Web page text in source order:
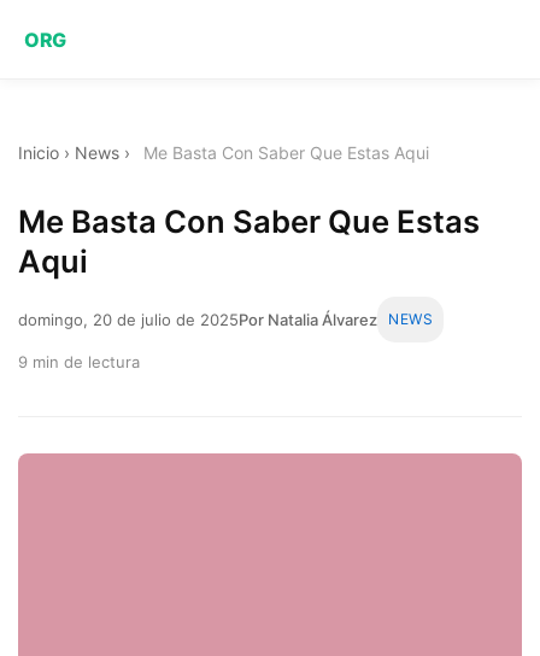
ORG
Inicio › News › Me Basta Con Saber Que Estas Aqui
Me Basta Con Saber Que Estas
Aqui
domingo, 20 de julio de 2025Por Natalia Álvarez NEWS
9 min de lectura